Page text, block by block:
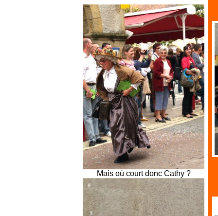
Mais où court donc Cathy ?